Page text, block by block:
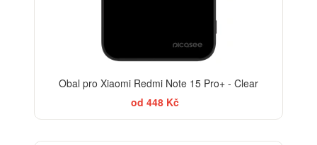
Obal pro Xiaomi Redmi Note 15 Pro+ - Clear
od 448 Kč